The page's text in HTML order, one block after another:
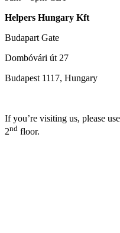
Helpers Hungary Kft
Budapart Gate
Dombóvári út 27
Budapest 1117, Hungary
If you’re visiting us, please
2nd floor.